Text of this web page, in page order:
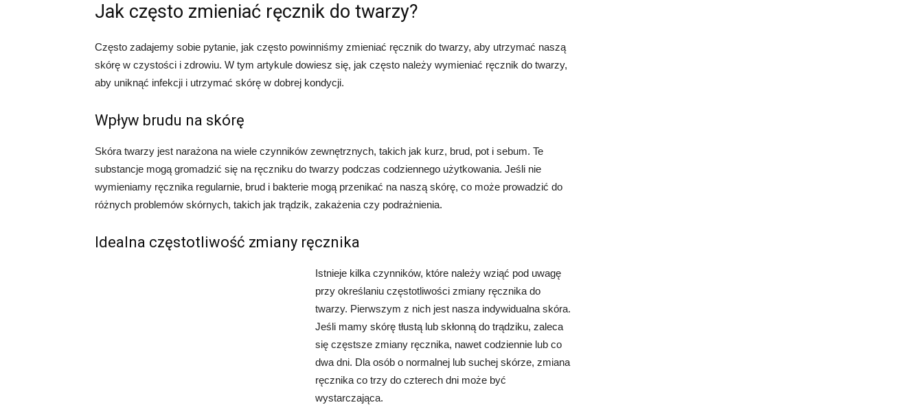
Jak często zmieniać ręcznik do twarzy?
Często zadajemy sobie pytanie, jak często powinniśmy zmieniać ręcznik do twarzy, aby utrzymać naszą
skórę w czystości i zdrowiu. W tym artykule dowiesz się, jak często należy wymieniać ręcznik do twarzy,
aby uniknąć infekcji i utrzymać skórę w dobrej kondycji.
Wpływ brudu na skórę
Skóra twarzy jest narażona na wiele czynników zewnętrznych, takich jak kurz, brud, pot i sebum. Te
substancje mogą gromadzić się na ręczniku do twarzy podczas codziennego użytkowania. Jeśli nie
wymieniamy ręcznika regularnie, brud i bakterie mogą przenikać na naszą skórę, co może prowadzić do
różnych problemów skórnych, takich jak trądzik, zakażenia czy podrażnienia.
Idealna częstotliwość zmiany ręcznika
Istnieje kilka czynników, które należy wziąć pod uwagę
przy określaniu częstotliwości zmiany ręcznika do
twarzy. Pierwszym z nich jest nasza indywidualna skóra.
Jeśli mamy skórę tłustą lub skłonną do trądziku, zaleca
się częstsze zmiany ręcznika, nawet codziennie lub co
dwa dni. Dla osób o normalnej lub suchej skórze, zmiana
ręcznika co trzy do czterech dni może być
wystarczająca.